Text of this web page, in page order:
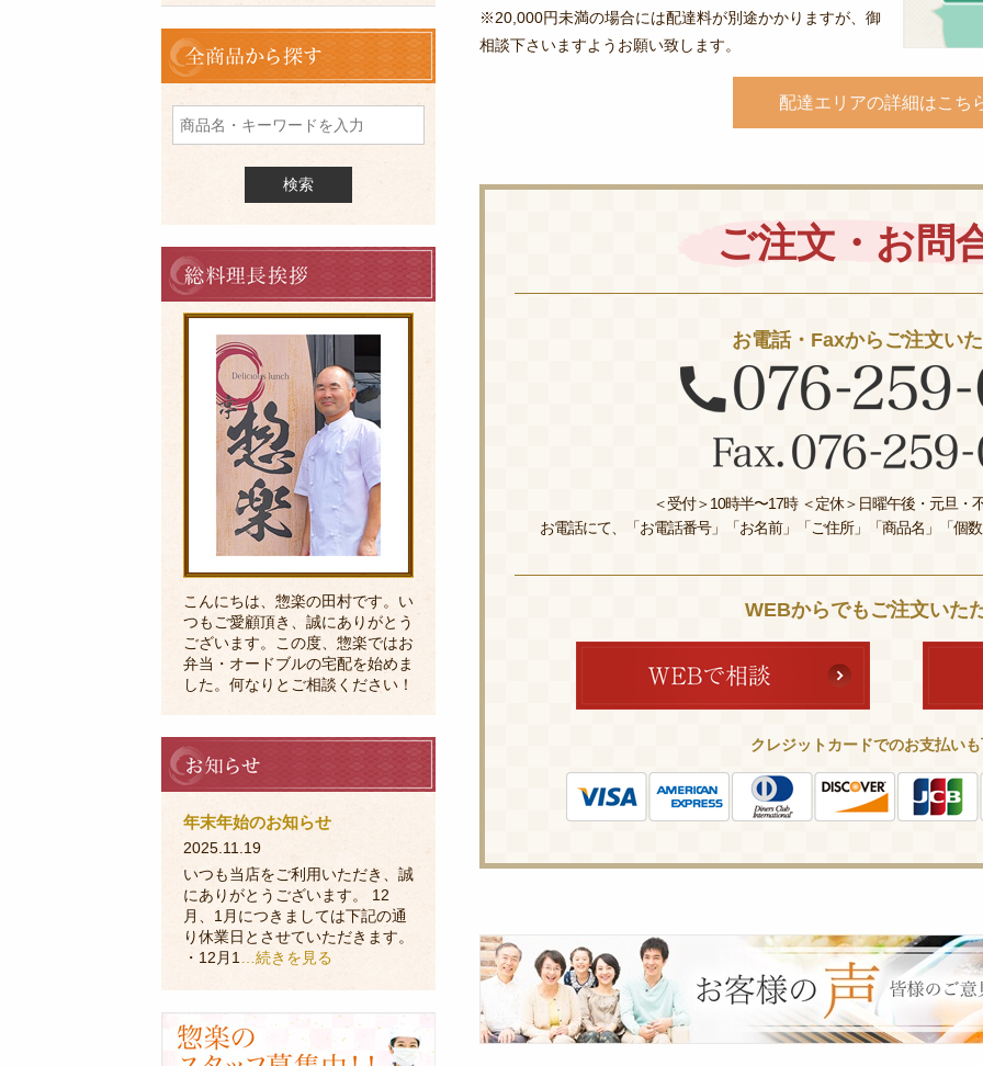
※20,000円未満の場合には配達料が別途かかりますが、御
相談下さいますようお願い致します。
配達エリアの詳細はこち
ご注文・お問
お電話・Faxからご注文い
＜受付＞10時半〜17時 ＜定休＞日曜午後・元旦・
お電話にて、「お電話番号」「お名前」「ご住所」「商品名」「個
WEBからでもご注文いた
クレジットカードでのお支払い
皆
様
の
ご
全
商
品
を
料
理
長
こんにちは、惣楽の田村です。い
つもご愛顧頂き、誠にありがとう
ございます。この度、惣楽ではお
弁当・オードブルの宅配を始めま
した。何なりとご相談ください！
お
知
ら
年末年始のお知らせ
2025.11.19
いつも当店をご利用いただき、誠
にありがとうございます。 12
月、1月につきましては下記の通
り休業日とさせていただきます。
・12月1…続きを見る
用